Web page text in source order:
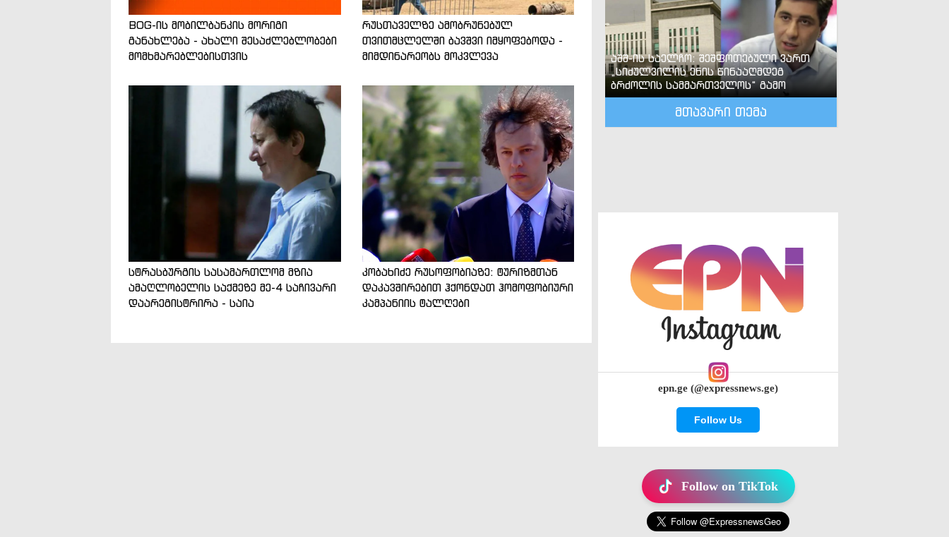
BOG-ის მობილბანკის მორიგი
განახლება - ახალი შესაძლებლობები
მომხმარებლებისთვის
რუსთაველზე ამობრუნებულ
თვითმცლელში ბავშვი იმყოფებოდა -
მიმდინარეობს მოკვლევა
სტრასბურგის სასამართლომ მზია
ამაღლობელის საქმეზე მე-4 საჩივარი
დაარეგისტრირა - საია
კობახიძე რუსოფობიაზე: ტურიზმთან
დაკავშირებით ჰქონდათ ჰომოფობიური
კამპანიის ტალღები
აშშ-ის საელჩო: შეშფოთებული ვართ
„სიძულვილის ენის წინააღმდეგ
ბრძოლის სამმართველოს“ გამო
მთავარი თემა
epn.ge (@expressnews.ge)
Follow Us
Follow on TikTok